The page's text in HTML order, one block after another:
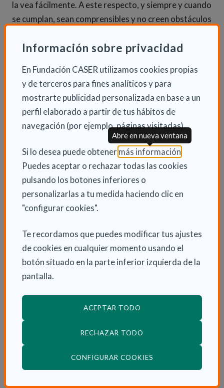
Información sobre privacidad
En Fundación CASER utilizamos cookies propias
y de terceros para fines analíticos y para
mostrarte publicidad personalizada en base a un
perfil elaborado a partir de tus hábitos de
navegación (por ejemplo, páginas visitadas).
Si lo desea puede obtener más información
Puedes aceptar o rechazar todas las cookies
pulsando los botones inferiores o
personalizarlas a tu medida haciendo clic en
"configurar cookies".
Te recordamos que puedes modificar tus ajustes
de cookies en cualquier momento usando el
botón situado en la parte inferior izquierda de la
pantalla.
ACEPTAR TODO
RECHAZAR TODO
CONFIGURAR COOKIES
Abre en nueva ventana
la vea fácilmente. A este respecto, y siempre y cuando
se cumplan, sean comprensibles y no creen obstáculos
permite la utilización de pictogramas, símbolos o el
Precaución, Rojo-Inadecuado)”, señala la Dra. Calleja.
Todos los productos alimenticios, incluidos los que
producen empresas de catering, así como a los
comercializados a distancia, deberán incluir en el
etiquetado la información nutricional obligatoria en el
formato indicado.
Como excepción, el Reglamento 1169/2011 recoge
los alimentos que no están obligados a facilitar esta
información (productos sin transformar o curados
especias, té, vinagres, aditivos alimentarios, bebidas
con grado alcohólico volumétrico superior a 1,2 %, los
alimentos en envases cuya superficie mayor es
inferior a 25 cm2 (como mermeladas o mantequillas
de hostelería), etc.). “Dentro del grupo de alimentos
exentos de declarar la información nutricional, se
recogen los no envasados, aunque si el productor lo
considera oportuno, podrán facilitar voluntariamente
cantidad de grasas, grasas saturadas, azúcares y sal,